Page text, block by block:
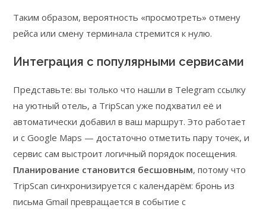
Таким образом, вероятность «просмотреть» отмену
рейса или смену терминала стремится к нулю.
Интеграция с популярными сервисами
Представьте: вы только что нашли в Telegram ссылку
на уютный отель, а TripScan уже подхватил её и
автоматически добавил в ваш маршрут. Это работает
и с Google Maps — достаточно отметить пару точек, и
сервис сам выстроит логичный порядок посещения.
Планирование становится бесшовным, потому что
TripScan синхронизируется с календарём: бронь из
письма Gmail превращается в событие с